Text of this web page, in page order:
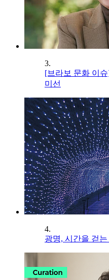
3.
[브라보 문화 이
미선
4.
광명, 시간을 걷